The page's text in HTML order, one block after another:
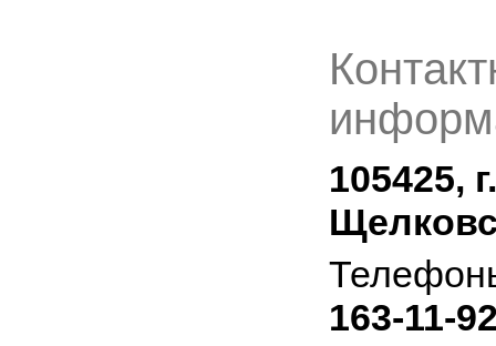
105425,
163-11-